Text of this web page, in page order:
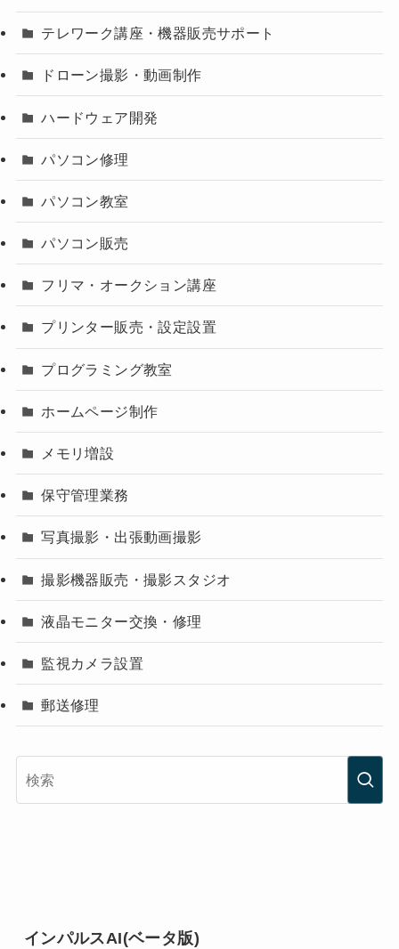
テレワーク講座・機器販売サポート
ドローン撮影・動画制作
ハードウェア開発
パソコン修理
パソコン教室
パソコン販売
フリマ・オークション講座
プリンター販売・設定設置
プログラミング教室
ホームページ制作
メモリ増設
保守管理業務
写真撮影・出張動画撮影
撮影機器販売・撮影スタジオ
液晶モニター交換・修理
監視カメラ設置
郵送修理
インパルスAI(ベータ版)